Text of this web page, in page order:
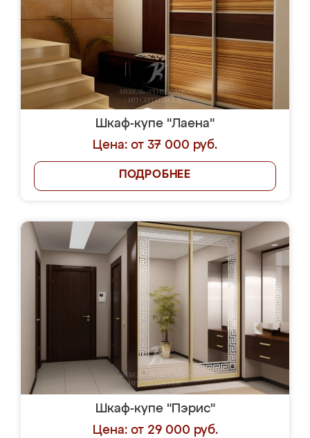
Шкаф-купе "Лаена"
Цена: от 37 000 руб.
ПОДРОБНЕЕ
Шкаф-купе "Пэрис"
Цена: от 29 000 руб.